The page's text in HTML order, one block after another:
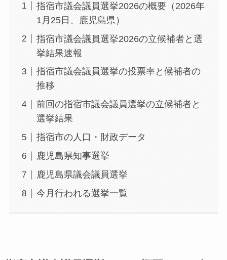
指宿市議会議員選挙2026の概要（2026年
1月25日、鹿児島県）
指宿市議会議員選挙2026の立候補者と選
挙結果速報
指宿市議会議員選挙の投票率と候補者の
推移
前回の指宿市議会議員選挙の立候補者と
選挙結果
指宿市の人口・財政データ
鹿児島県知事選挙
鹿児島県議会議員選挙
今月行われる選挙一覧